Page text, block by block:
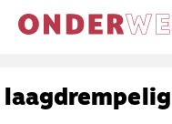
laagdrempelig